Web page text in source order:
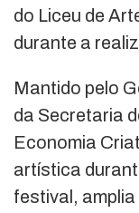
do Liceu de
durante a
Mantido pelo
da Secretaria
Economia
artística
festival,